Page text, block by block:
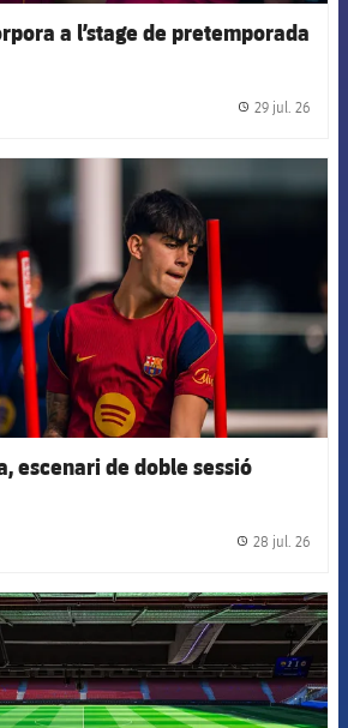
a l’stage de pretemporada
29 jul. 26
escenari de doble sessió
28 jul. 26
FCB Barcelona badge